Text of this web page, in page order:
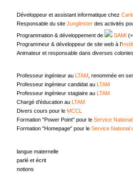
Développeur et assistant informatique chez
Responsable du site Junglinster des activités
Programmation & développement de SAMI
Programmeur & développeur de site web à l'
Animateur et responsable dans diverses
Professeur ingénieur au LTAM , renommée en
Professeur ingénieur candidat au
LTAM
Professeur ingénieur stagiaire au
LTAM
Chargé d'éducation au
LTAM
Divers cours pour le MCCL
Formation "Power Point" pour le Service
Formation "Homepage" pour le Service National
langue maternelle
parlé et écrit
notions